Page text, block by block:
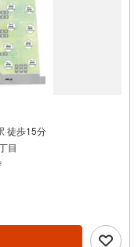
徒歩15分
目